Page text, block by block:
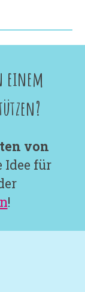
einem
von
die richtige Idee für
- oder
!